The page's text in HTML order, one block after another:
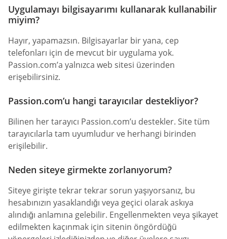
Uygulamayı bilgisayarımı kullanarak kullanabilir
miyim?
Hayır, yapamazsın. Bilgisayarlar bir yana, cep
telefonları için de mevcut bir uygulama yok.
Passion.com’a yalnızca web sitesi üzerinden
erişebilirsiniz.
Passion.com’u hangi tarayıcılar destekliyor?
Bilinen her tarayıcı Passion.com’u destekler. Site tüm
tarayıcılarla tam uyumludur ve herhangi birinden
erişilebilir.
Neden siteye girmekte zorlanıyorum?
Siteye girişte tekrar tekrar sorun yaşıyorsanız, bu
hesabınızın yasaklandığı veya geçici olarak askıya
alındığı anlamına gelebilir. Engellenmekten veya şikayet
edilmekten kaçınmak için sitenin öngördüğü